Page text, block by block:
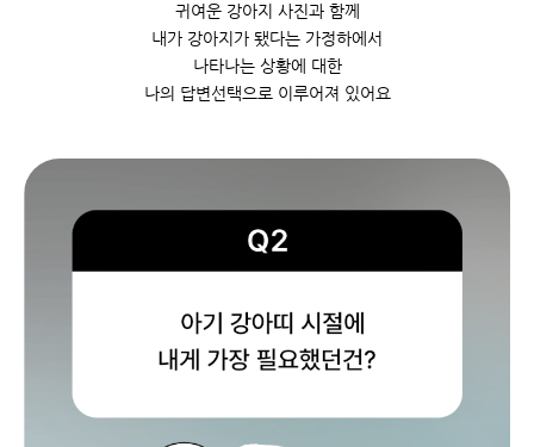
귀여운 강아지 사진과 함께
내가 강아지가 됐다는 가정하에서
나타나는 상황에 대한
나의 답변선택으로 이루어져 있어요